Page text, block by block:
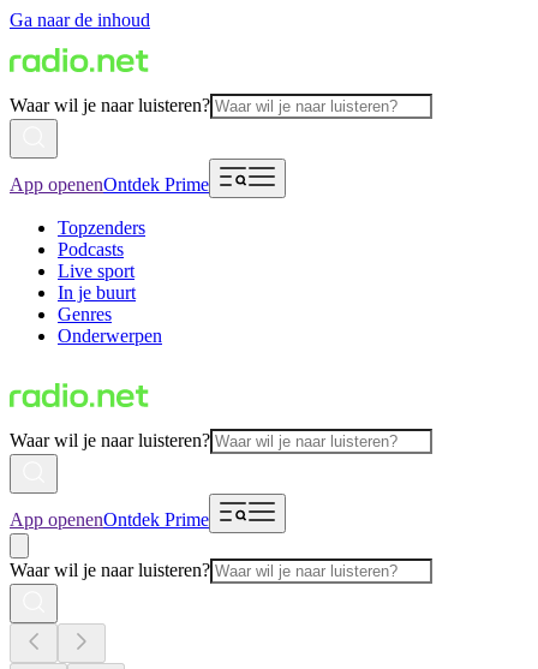
Ga naar de inhoud
Waar wil je naar luisteren?
App openenOntdek Prime
Topzenders
Podcasts
Live sport
In je buurt
Genres
Onderwerpen
Waar wil je naar luisteren?
App openenOntdek Prime
Waar wil je naar luisteren?